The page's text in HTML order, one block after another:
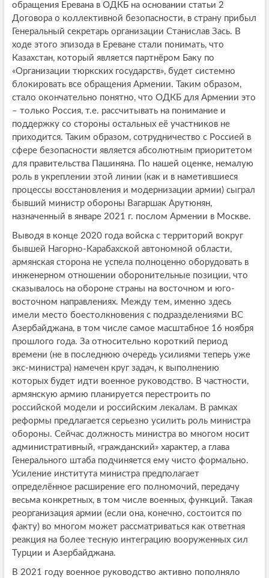
обращения Еревана в ОДКБ на основании статьи 2
Договора о коллективной безопасности, в страну прибыл
Генеральный секретарь организации Станислав Зась. В
ходе этого эпизода в Ереване стали понимать, что
Казахстан, который является партнёром Баку по
«Организации тюркских государств», будет системно
блокировать все обращения Армении. Таким образом,
стало окончательно понятно, что ОДКБ для Армении это
– только Россия, т.е. рассчитывать на понимание и
поддержку со стороны остальных её участников не
приходится. Таким образом, сотрудничество с Россией в
сфере безопасности является абсолютным приоритетом
для правительства Пашиняна. По нашей оценке, немалую
роль в укреплении этой линии (как и в наметившиеся
процессы восстановления и модернизации армии) сыграл
бывший министр обороны Вагаршак Арутюнян,
назначенный в январе 2021 г. послом Армении в Москве.
Выводя в конце 2020 года войска с территорий вокруг
бывшей Нагорно-Карабахской автономной области,
армянская сторона не успела полноценно оборудовать в
инженерном отношении оборонительные позиции, что
сказывалось на обороне страны на восточном и юго-
восточном направлениях. Между тем, именно здесь
имели место боестолкновения с подразделениями ВС
Азербайджана, в том числе самое масштабное 16 ноября
прошлого года. За относительно короткий период
времени (не в последнюю очередь усилиями теперь уже
экс-министра) намечен круг задач, к выполнению
которых будет идти военное руководство. В частности,
армянскую армию планируется перестроить по
российской модели и российским лекалам. В рамках
реформы предлагается серьезно усилить роль министра
обороны. Сейчас должность министра во многом носит
административный, «гражданский» характер, а глава
Генерального штаба подчиняется ему чисто формально.
Усиление института министра предполагает
определённое расширение его полномочий, передачу
весьма конкретных, в том числе военных, функций. Такая
реорганизация армии (если она, конечно, состоится по
факту) во многом может рассматриваться как ответная
реакция на более тесную интеграцию вооруженных сил
Турции и Азербайджана.
В 2021 году военное руководство активно пополняло